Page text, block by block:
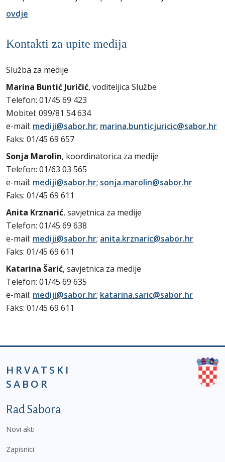
ovdje
Kontakti za upite medija
Služba za medije
Marina Buntić Juričić, voditeljica Službe
Telefon: 01/45 69 423
Mobitel: 099/81 54 634
e-mail: mediji@sabor.hr; marina.bunticjuricic@sabor.hr
Faks: 01/45 69 657
Sonja Marolin, koordinatorica za medije
Telefon: 01/63 03 565
e-mail: mediji@sabor.hr; sonja.marolin@sabor.hr
Faks: 01/45 69 611
Anita Krznarić, savjetnica za medije
Telefon: 01/45 69 638
e-mail: mediji@sabor.hr; anita.krznaric@sabor.hr
Faks: 01/45 69 611
Katarina Šarić, savjetnica za medije
Telefon: 01/45 69 635
e-mail: mediji@sabor.hr; katarina.saric@sabor.hr
Faks: 01/45 69 611
HRVATSKI
SABOR
Podnožje prvi izbornik
Rad Sabora
Novi akti
Zapisnici